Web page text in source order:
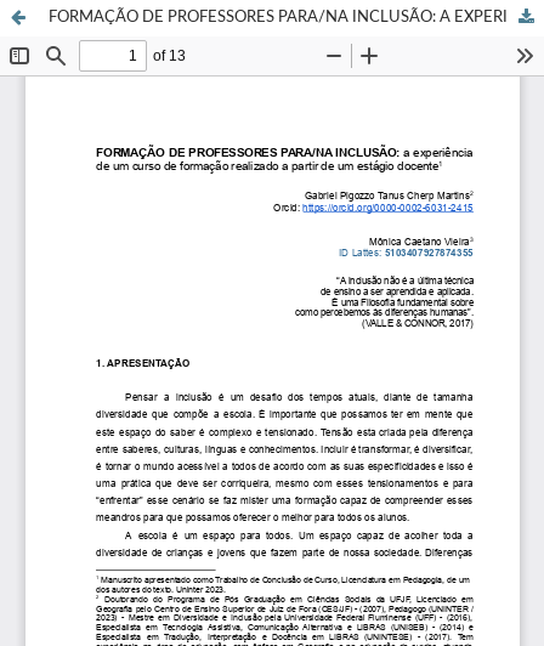
FORMAÇÃO DE PROFESSORES PARA/NA INCLUSÃO: A EXPERIÊNCIA DE UM CURSO DE FORMAÇÃO REALIZADO A PARTIRDE UM ESTÁGIO DOCENTE